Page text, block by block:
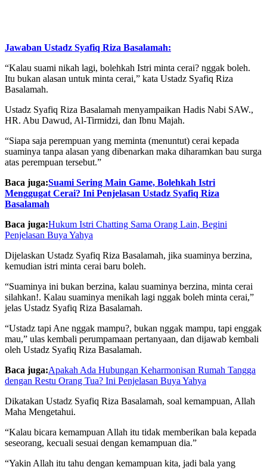
Jawaban Ustadz Syafiq Riza Basalamah:
“Kalau suami nikah lagi, bolehkah Istri minta cerai? nggak boleh.
Itu bukan alasan untuk minta cerai,” kata Ustadz Syafiq Riza
Basalamah.
Ustadz Syafiq Riza Basalamah menyampaikan Hadis Nabi SAW.,
HR. Abu Dawud, Al-Tirmidzi, dan Ibnu Majah.
“Siapa saja perempuan yang meminta (menuntut) cerai kepada
suaminya tanpa alasan yang dibenarkan maka diharamkan bau surga
atas perempuan tersebut.”
Baca juga:Suami Sering Main Game, Bolehkah Istri
Menggugat Cerai? Ini Penjelasan Ustadz Syafiq Riza
Basalamah
Baca juga:Hukum Istri Chatting Sama Orang Lain, Begini
Penjelasan Buya Yahya
Dijelaskan Ustadz Syafiq Riza Basalamah, jika suaminya berzina,
kemudian istri minta cerai baru boleh.
“Suaminya ini bukan berzina, kalau suaminya berzina, minta cerai
silahkan!. Kalau suaminya menikah lagi nggak boleh minta cerai,”
jelas Ustadz Syafiq Riza Basalamah.
“Ustadz tapi Ane nggak mampu?, bukan nggak mampu, tapi enggak
mau,” ulas kembali perumpamaan pertanyaan, dan dijawab kembali
oleh Ustadz Syafiq Riza Basalamah.
Baca juga:Apakah Ada Hubungan Keharmonisan Rumah Tangga
dengan Restu Orang Tua? Ini Penjelasan Buya Yahya
Dikatakan Ustadz Syafiq Riza Basalamah, soal kemampuan, Allah
Maha Mengetahui.
“Kalau bicara kemampuan Allah itu tidak memberikan bala kepada
seseorang, kecuali sesuai dengan kemampuan dia.”
“Yakin Allah itu tahu dengan kemampuan kita, jadi bala yang